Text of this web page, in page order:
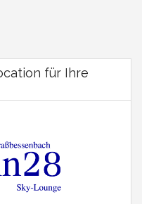
für Ihre